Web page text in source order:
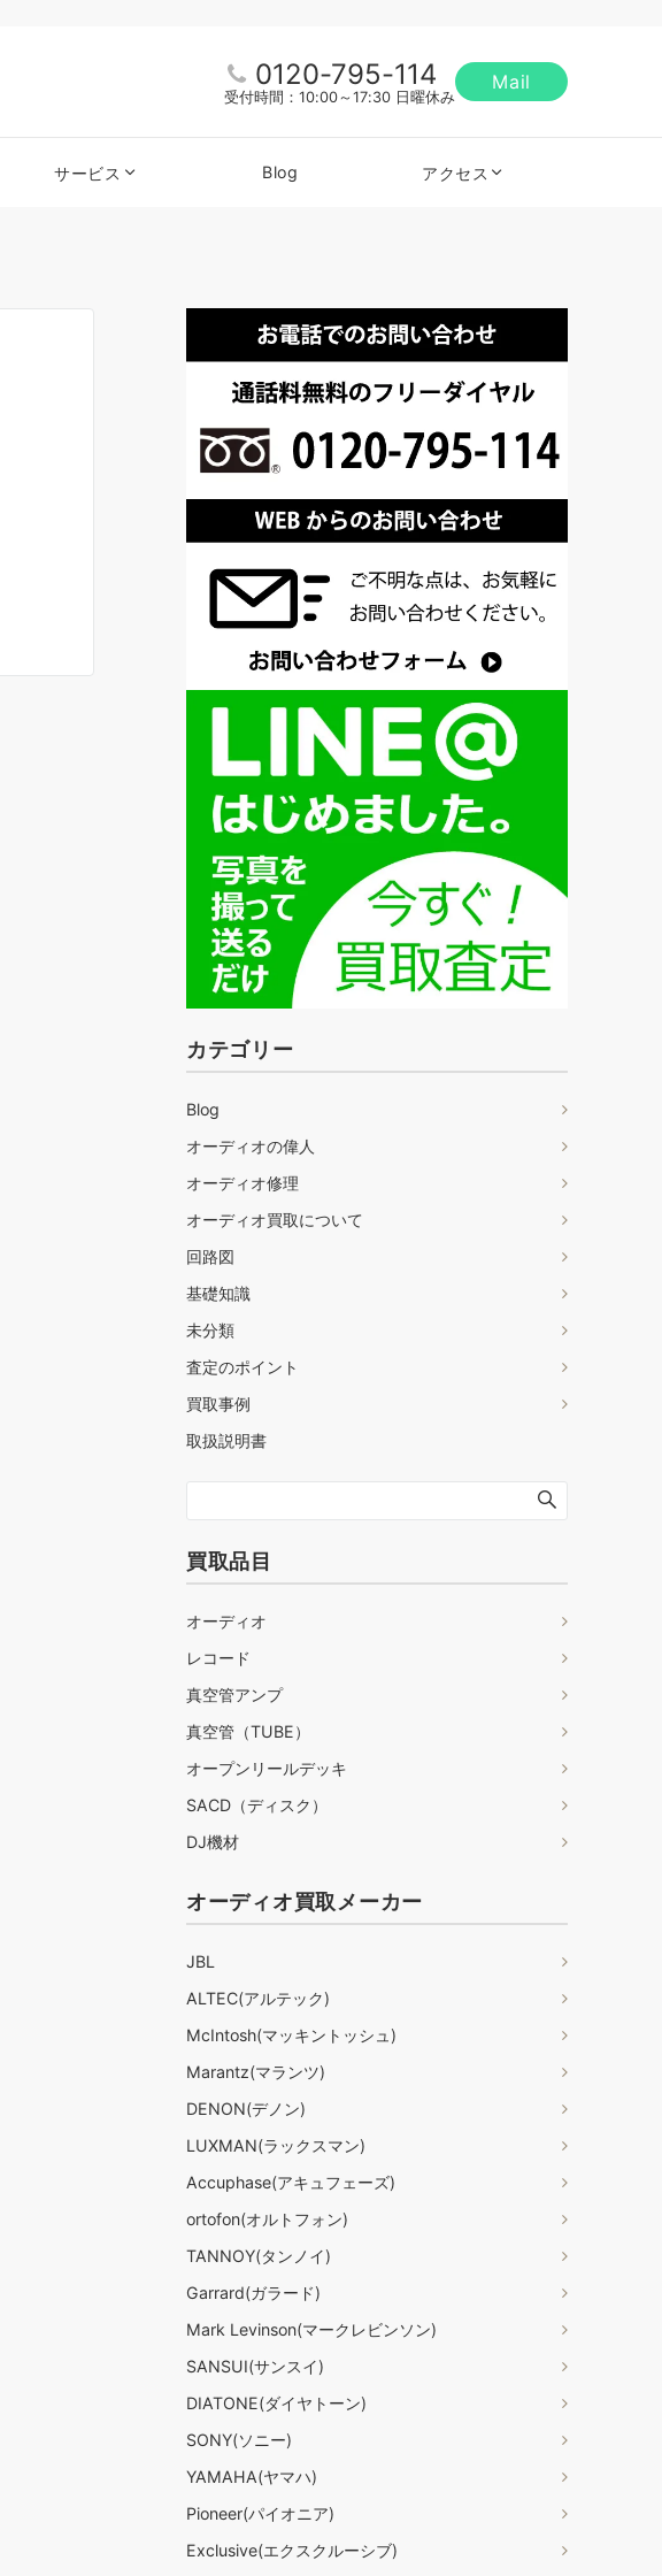
0120-795-114
受付時間：10:00～17:30 日曜休み
Mail
サービス Blog アクセス
カテゴリー
Blog
オーディオの偉人
オーディオ修理
オーディオ買取について
回路図
基礎知識
未分類
査定のポイント
買取事例
取扱説明書
買取品目
オーディオ
レコード
真空管アンプ
真空管（TUBE）
オープンリールデッキ
SACD（ディスク）
DJ機材
オーディオ買取メーカー
JBL
ALTEC(アルテック)
McIntosh(マッキントッシュ)
Marantz(マランツ)
DENON(デノン)
LUXMAN(ラックスマン)
Accuphase(アキュフェーズ)
ortofon(オルトフォン)
TANNOY(タンノイ)
Garrard(ガラード)
Mark Levinson(マークレビンソン)
SANSUI(サンスイ)
DIATONE(ダイヤトーン)
SONY(ソニー)
YAMAHA(ヤマハ)
Pioneer(パイオニア)
Exclusive(エクスクルーシブ)